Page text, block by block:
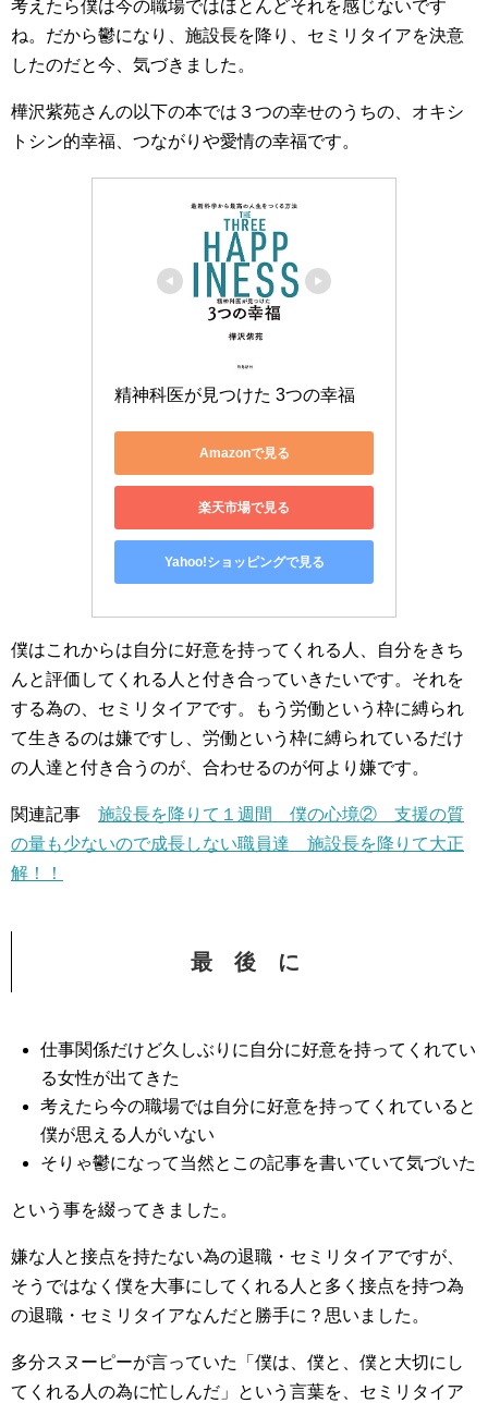
考えたら僕は今の職場ではほとんどそれを感じないです
ね。だから鬱になり、施設長を降り、セミリタイアを決意
したのだと今、気づきました。
樺沢紫苑さんの以下の本では３つの幸せのうちの、オキシ
トシン的幸福、つながりや愛情の幸福です。
精神科医が見つけた 3つの幸福
Amazonで見る
楽天市場で見る
Yahoo!ショッピングで見る
僕はこれからは自分に好意を持ってくれる人、自分をきち
んと評価してくれる人と付き合っていきたいです。それを
する為の、セミリタイアです。もう労働という枠に縛られ
て生きるのは嫌ですし、労働という枠に縛られているだけ
の人達と付き合うのが、合わせるのが何より嫌です。
関連記事 施設長を降りて１週間 僕の心境② 支援の質
の量も少ないので成長しない職員達 施設長を降りて大正
解！！
最 後 に
仕事関係だけど久しぶりに自分に好意を持ってくれてい
る女性が出てきた
考えたら今の職場では自分に好意を持ってくれていると
僕が思える人がいない
そりゃ鬱になって当然とこの記事を書いていて気づいた
という事を綴ってきました。
嫌な人と接点を持たない為の退職・セミリタイアですが、
そうではなく僕を大事にしてくれる人と多く接点を持つ為
の退職・セミリタイアなんだと勝手に？思いました。
多分スヌーピーが言っていた「僕は、僕と、僕と大切にし
てくれる人の為に忙しんだ」という言葉を、セミリタイア